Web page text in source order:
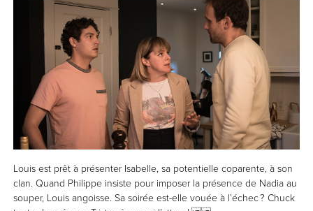
Louis est prêt à présenter Isabelle, sa potentielle coparente, à son
clan. Quand Philippe insiste pour imposer la présence de Nadia au
souper, Louis angoisse. Sa soirée est-elle vouée à l’échec ? Chuck